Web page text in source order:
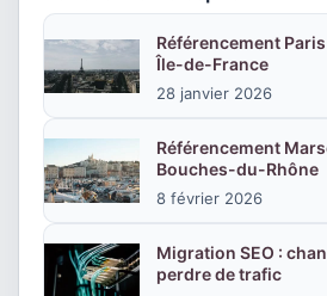
Référencement
Île-de-France
28 janvier 2026
Référencement
Bouches-du-Rhône
8 février 2026
Migration SEO :
perdre de trafic